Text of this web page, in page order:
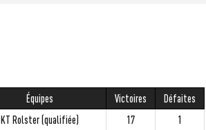
Équipes Victoires
Défaites
KT Rolster (qualifiée) 17
1